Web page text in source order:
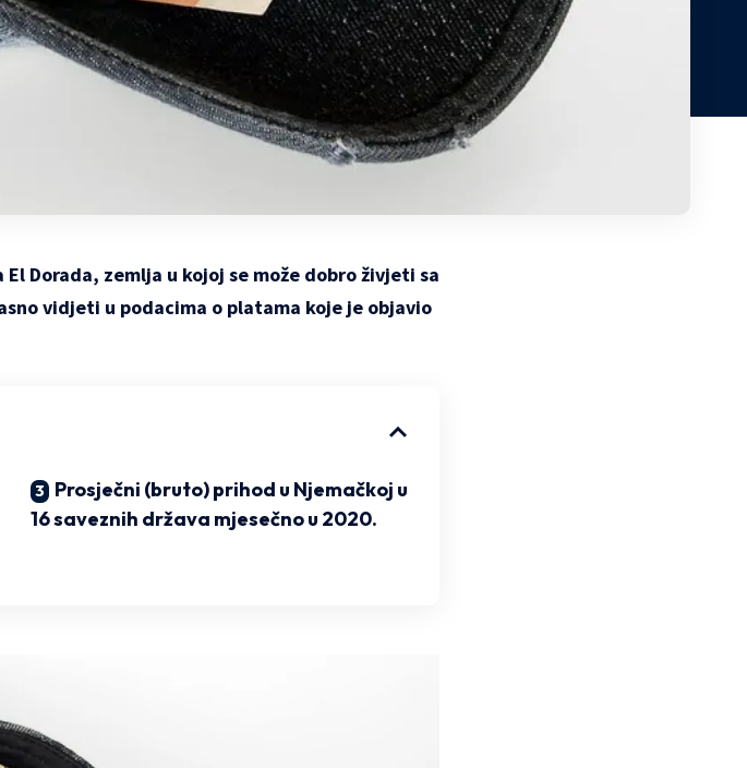
Dorada, zemlja u kojoj se može dobro živjeti sa
vidjeti u podacima o platama koje je objavio
Prosječni (bruto) prihod u Njemačkoj u
16 saveznih država mjesečno u 2020.